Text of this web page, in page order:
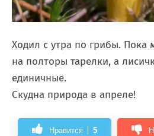
Ходил с утра по грибы. Пока
на полторы тарелки, а
единичные.
Скудна природа в апреле!
Нравится 5